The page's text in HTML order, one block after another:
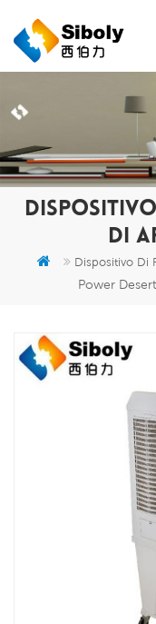
DI
Dispositivo Di
Power